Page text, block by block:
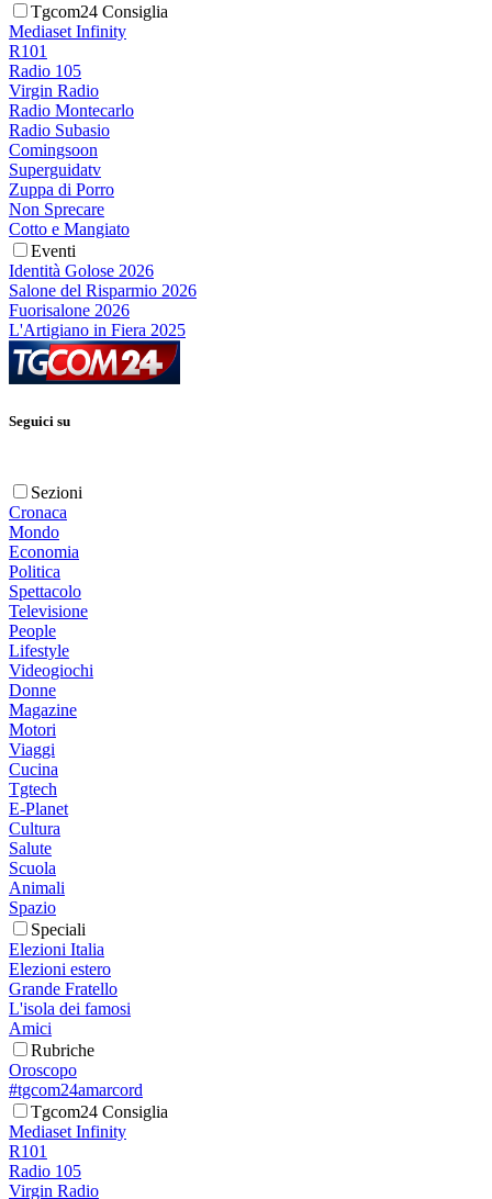
Tgcom24 Consiglia
Mediaset Infinity
R101
Radio 105
Virgin Radio
Radio Montecarlo
Radio Subasio
Comingsoon
Superguidatv
Zuppa di Porro
Non Sprecare
Cotto e Mangiato
Eventi
Identità Golose 2026
Salone del Risparmio 2026
Fuorisalone 2026
L'Artigiano in Fiera 2025
Seguici su
Sezioni
Cronaca
Mondo
Economia
Politica
Spettacolo
Televisione
People
Lifestyle
Videogiochi
Donne
Magazine
Motori
Viaggi
Cucina
Tgtech
E-Planet
Cultura
Salute
Scuola
Animali
Spazio
Speciali
Elezioni Italia
Elezioni estero
Grande Fratello
L'isola dei famosi
Amici
Rubriche
Oroscopo
#tgcom24amarcord
Tgcom24 Consiglia
Mediaset Infinity
R101
Radio 105
Virgin Radio